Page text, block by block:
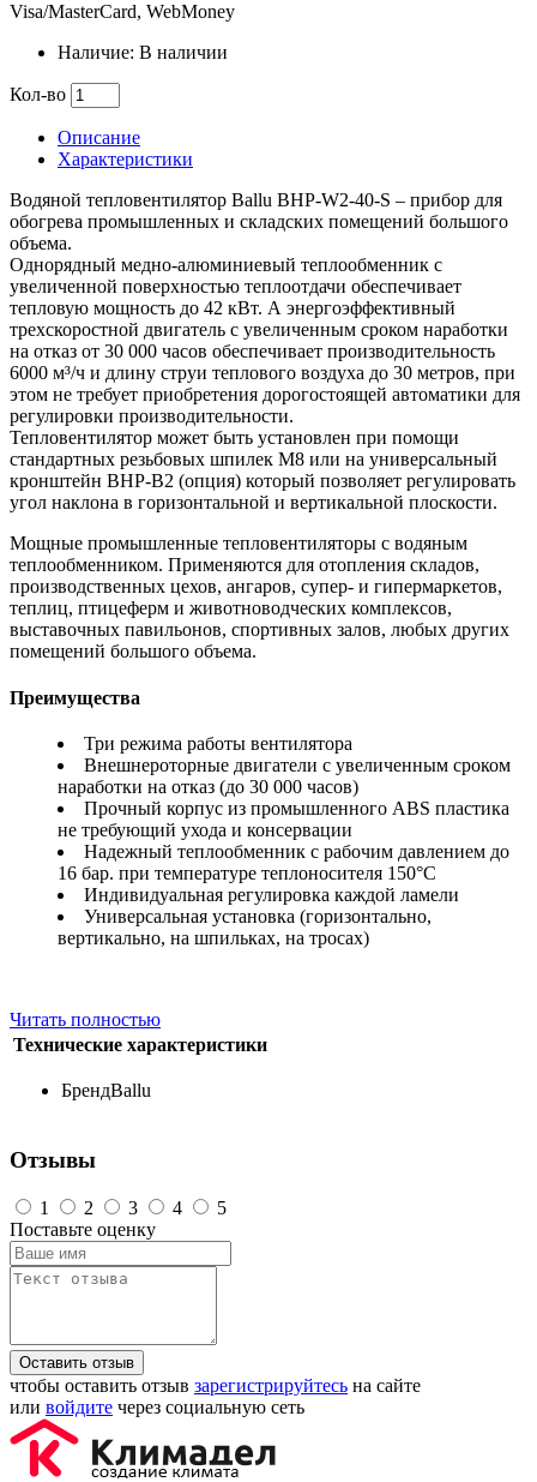
Visa/MasterCard, WebMoney
Наличие: В наличии
Кол-во
Описание
Характеристики
Водяной тепловентилятор Ballu BHP-W2-40-S – прибор для
обогрева промышленных и складских помещений большого
объема.
Однорядный медно-алюминиевый теплообменник с
увеличенной поверхностью теплоотдачи обеспечивает
тепловую мощность до 42 кВт. А энергоэффективный
трехскоростной двигатель с увеличенным сроком наработки
на отказ от 30 000 часов обеспечивает производительность
6000 м³/ч и длину струи теплового воздуха до 30 метров, при
этом не требует приобретения дорогостоящей автоматики для
регулировки производительности.
Тепловентилятор может быть установлен при помощи
стандартных резьбовых шпилек M8 или на универсальный
кронштейн BHP-B2 (опция) который позволяет регулировать
угол наклона в горизонтальной и вертикальной плоскости.
Мощные промышленные тепловентиляторы с водяным
теплообменником. Применяются для отопления складов,
производственных цехов, ангаров, супер- и гипермаркетов,
теплиц, птицеферм и животноводческих комплексов,
выставочных павильонов, спортивных залов, любых других
помещений большого объема.
Преимущества
Три режима работы вентилятора
Внешнероторные двигатели с увеличенным сроком
наработки на отказ (до 30 000 часов)
Прочный корпус из промышленного ABS пластика
не требующий ухода и консервации
Надежный теплообменник с рабочим давлением до
16 бар. при температуре теплоносителя 150°С
Индивидуальная регулировка каждой ламели
Универсальная установка (горизонтально,
вертикально, на шпильках, на тросах)
Читать полностью
Технические характеристики
БрендBallu
Отзывы
1 2 3 4
5
Поставьте оценку
Оставить отзыв
чтобы оставить отзыв зарегистрируйтесь на сайте
или войдите через социальную сеть